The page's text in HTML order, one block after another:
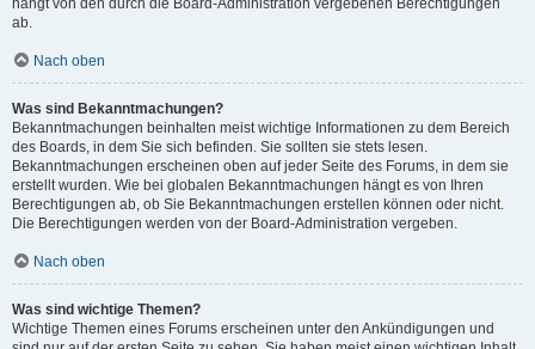
hängt von den durch die Board-Administration vergebenen Berechtigungen
ab.
Nach oben
Was sind Bekanntmachungen?
Bekanntmachungen beinhalten meist wichtige Informationen zu dem Bereich
des Boards, in dem Sie sich befinden. Sie sollten sie stets lesen.
Bekanntmachungen erscheinen oben auf jeder Seite des Forums, in dem sie
erstellt wurden. Wie bei globalen Bekanntmachungen hängt es von Ihren
Berechtigungen ab, ob Sie Bekanntmachungen erstellen können oder nicht.
Die Berechtigungen werden von der Board-Administration vergeben.
Nach oben
Was sind wichtige Themen?
Wichtige Themen eines Forums erscheinen unter den Ankündigungen und